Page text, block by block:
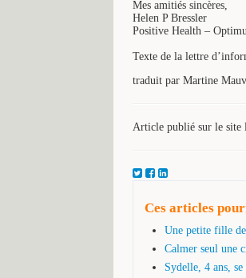
Mes amitiés sincères,
Helen P Bressler
Positive Health –
Texte de la lettre
traduit par Martine
Article publié sur le site
Ces articles
Une petite fille de
Calmer seul une
Sydelle, 4 ans,